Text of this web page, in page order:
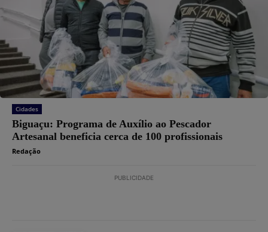
Cidades
Biguaçu: Programa de Auxílio ao Pescador
Artesanal beneficia cerca de 100 profissionais
Redação
PUBLICIDADE